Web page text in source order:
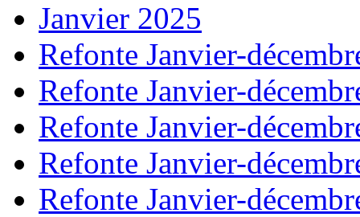
Janvier 2025
Refonte Janvier-
Refonte Janvier-
Refonte Janvier-
Refonte Janvier-
Refonte Janvier-